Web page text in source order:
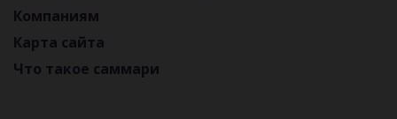
Компаниям
Карта сайта
Что такое саммари